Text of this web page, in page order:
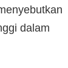
dalam